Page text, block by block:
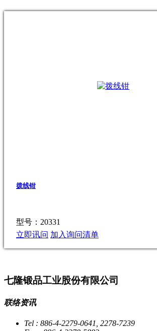
拨线钳
型号：20331
立即讯问 加入询问清单
七隆锻品工业股份有限公司
联络资讯
Tel : 886-4-2279-0641, 2278-7239